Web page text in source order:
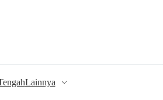
Lainnya